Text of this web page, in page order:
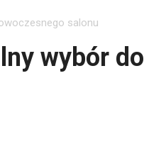
salonu
wybór do